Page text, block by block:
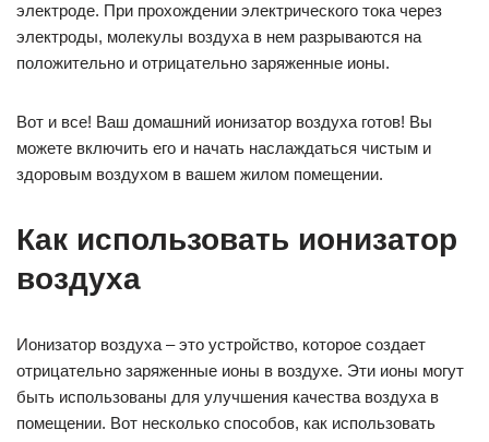
электроде. При прохождении электрического тока через
электроды, молекулы воздуха в нем разрываются на
положительно и отрицательно заряженные ионы.
Вот и все! Ваш домашний ионизатор воздуха готов! Вы
можете включить его и начать наслаждаться чистым и
здоровым воздухом в вашем жилом помещении.
Как использовать ионизатор
воздуха
Ионизатор воздуха – это устройство, которое создает
отрицательно заряженные ионы в воздухе. Эти ионы могут
быть использованы для улучшения качества воздуха в
помещении. Вот несколько способов, как использовать